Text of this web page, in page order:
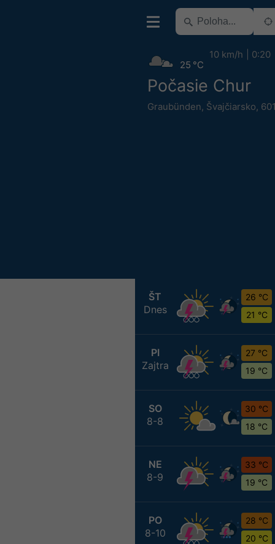
Počasie Chur
Graubünden, Švajčiarsko,
25 °C
10 km/h 0:20
ŠT
Dnes
26 °C
21 °C
PI
Zajtra
27 °C
19 °C
SO
8-8
30 °C
18 °C
NE
8-9
33 °C
19 °C
PO
8-10
28 °C
20 °C